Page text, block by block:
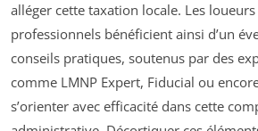
alléger cette taxation locale. Les
professionnels bénéficient ainsi d’un
conseils pratiques, soutenus par des
comme LMNP Expert, Fiducial ou
s’orienter avec efficacité dans cette